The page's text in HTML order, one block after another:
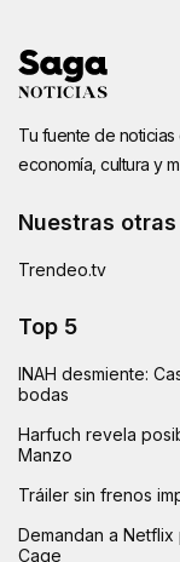
Tu fuente de noticias
economía, cultura y
Nuestras
Trendeo.tv
Top 5
INAH desmiente:
bodas
Harfuch revela
Manzo
Tráiler sin frenos
Demandan a
Cage